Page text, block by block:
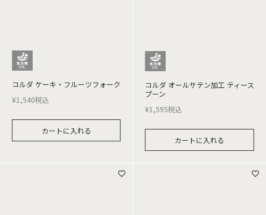
コルダ ケーキ・フルーツフォーク
¥1,540税込
カートに入れる
コルダ オールサテン加工 ティース
プーン
¥1,595税込
カートに入れる